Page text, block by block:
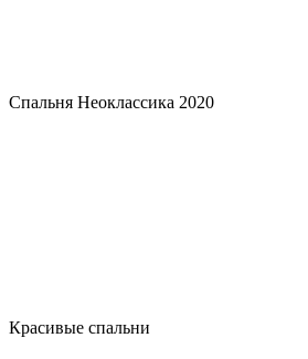
Спальня Неоклассика 2020
Красивые спальни